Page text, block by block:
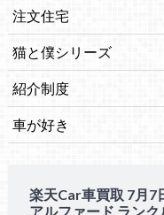
注文住宅
猫と僕シリーズ
紹介制度
車が好き
楽天Car車買取 7月7
アルファード ラン